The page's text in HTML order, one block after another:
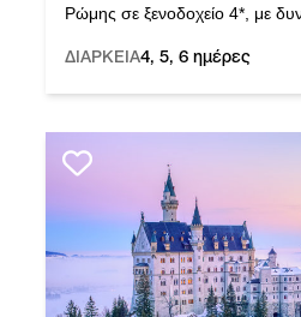
Ρώμης σε ξενοδοχείο 4*, με
ΔΙΑΡΚΕΙΑ4, 5, 6 ημέρες